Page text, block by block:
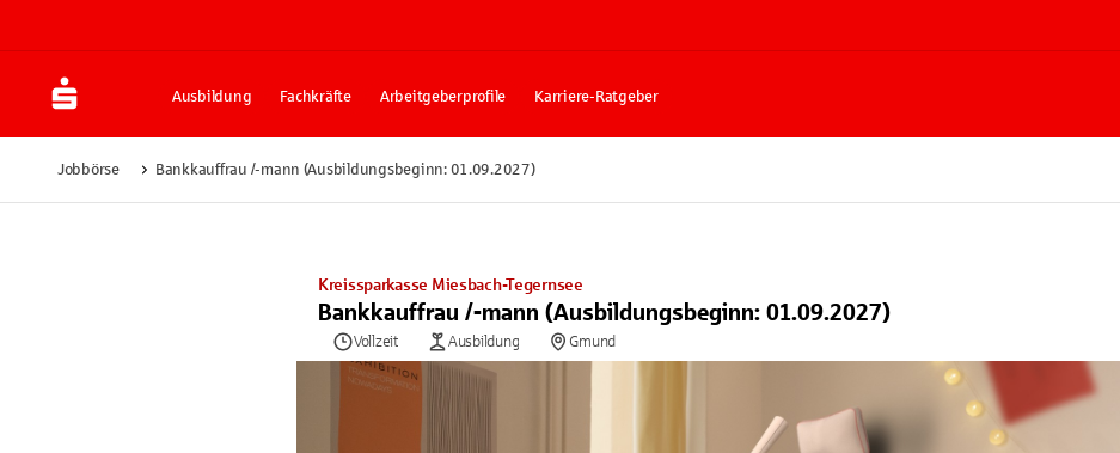
Ausbildung Fachkräfte Arbeitgeberprofile Karriere-Ratgeber
Jobbörse Bankkauffrau /-mann (Ausbildungsbeginn: 01.09.2027)
Kreissparkasse Miesbach-Tegernsee
Bankkauffrau /-mann (Ausbildungsbeginn: 01.09.2027)
Vollzeit Ausbildung Gmund